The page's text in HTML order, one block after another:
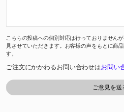
こちらの投稿への個別対応は行っておりません
見させていただきます。お客様の声をもとに商
す。
ご注文にかかわるお問い合わせはお問い